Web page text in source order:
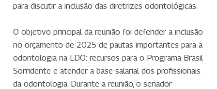
para discutir a inclusão das diretrizes odontológicas.
O objetivo principal da reunião foi defender a inclusão
no orçamento de 2025 de pautas importantes para a
odontologia na LDO: recursos para o Programa Brasil
Sorridente e atender a base salarial dos profissionais
da odontologia. Durante a reunião, o senador